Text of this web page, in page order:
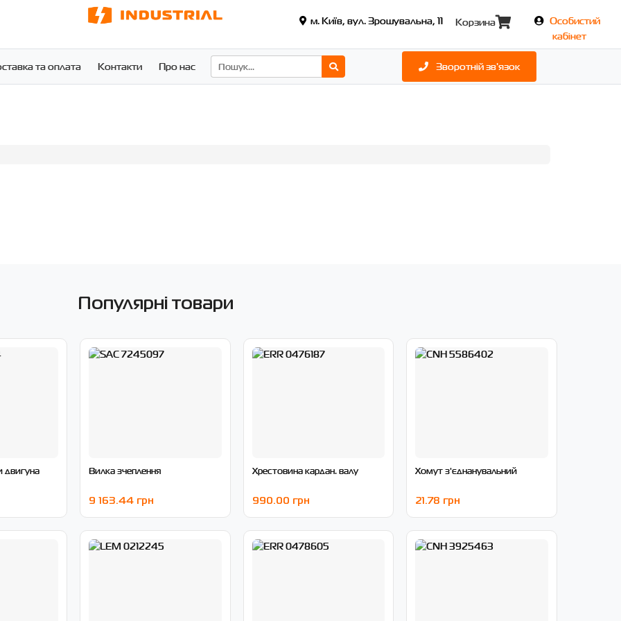
м. Київ, вул. Зрошувальна, 11 Корзина
Особистий
кабінет
та оплата Контакти Про нас Зворотній зв'язок
Популярні товари
двигуна Вилка зчеплення
9 163.44 грн
Хрестовина кардан. валу
990.00 грн
Хомут з'єднанувальний
21.78 грн